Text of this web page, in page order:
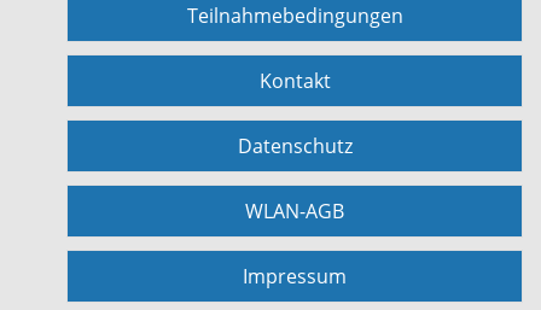
Teilnahmebedingungen
Kontakt
Datenschutz
WLAN-AGB
Impressum